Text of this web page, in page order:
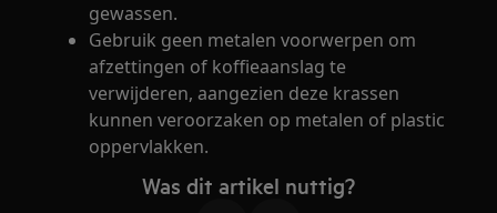
gewassen.
Gebruik geen metalen voorwerpen om
afzettingen of koffieaanslag te
verwijderen, aangezien deze krassen
kunnen veroorzaken op metalen of plastic
oppervlakken.
Was dit artikel nuttig?